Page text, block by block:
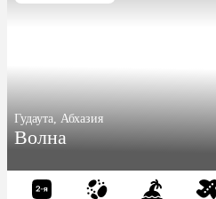
Гудаута, Абхазия
Волна